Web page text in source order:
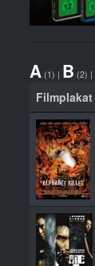
A (1) | B (2) |
Filmplakat